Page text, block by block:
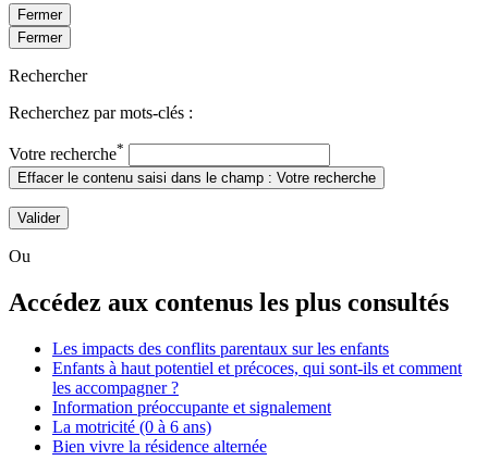
Fermer
Fermer
Rechercher
Recherchez par mots-clés :
Votre recherche*
Effacer le contenu saisi dans le champ : Votre recherche
Valider
Ou
Accédez aux contenus les plus consultés
Les impacts des conflits parentaux sur les enfants
Enfants à haut potentiel et précoces, qui sont-ils et comment
les accompagner ?
Information préoccupante et signalement
La motricité (0 à 6 ans)
Bien vivre la résidence alternée